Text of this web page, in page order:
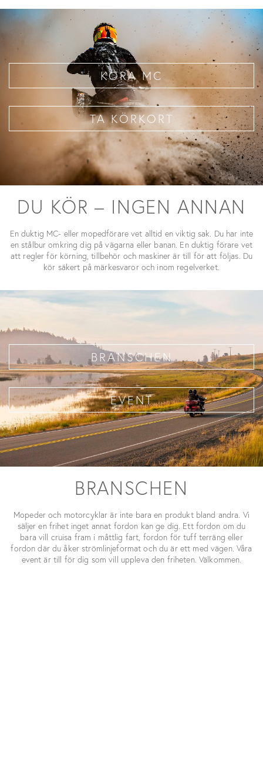
KÖRA MC
TA KÖRKORT
DU KÖR – INGEN ANNAN
En duktig MC- eller mopedförare vet alltid en viktig sak. Du har inte
en stålbur omkring dig på vägarna eller banan. En duktig förare vet
att regler för körning, tillbehör och maskiner är till för att följas. Du
kör säkert på märkesvaror och inom regelverket.
BRANSCHEN
EVENT
BRANSCHEN
Mopeder och motorcyklar är inte bara en produkt bland andra. Vi
säljer en frihet inget annat fordon kan ge dig. Ett fordon om du
bara vill cruisa fram i måttlig fart, fordon för tuff terräng eller
fordon där du åker strömlinjeformat och du är ett med vägen. Våra
event är till för dig som vill uppleva den friheten. Välkommen.